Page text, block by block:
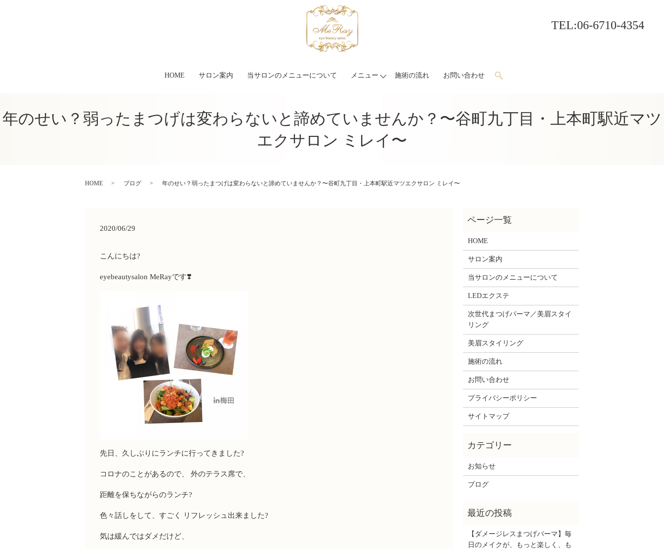
TEL:06-6710-4354
HOME サロン案内 当サロンのメニューについて メニュー 施術の流れ お問い合わせ search
年のせい？弱ったまつげは変わらないと諦めていませんか？〜谷町九丁目・上本町駅近マツ
エクサロン ミレイ〜
HOME ブログ 年のせい？弱ったまつげは変わらないと諦めていませんか？〜谷町九丁目・上本町駅近マツエクサロン ミレイ〜
2020/06/29
こんにちは?
eyebeautysalon MeRayです❣️
先日、久しぶりにランチに行ってきました?
コロナのことがあるので、 外のテラス席で、
距離を保ちながらのランチ?
色々話しをして、すごく リフレッシュ出来ました?
気は緩んではダメだけど、
HOME
サロン案内
当サロンのメニューについて
LEDエクステ
次世代まつげパーマ／美眉スタイ
リング
美眉スタイリング
施術の流れ
お問い合わせ
プライバシーポリシー
サイトマップ
お知らせ
ブログ
【ダメージレスまつげパーマ】毎
日のメイクが、もっと楽しく、も